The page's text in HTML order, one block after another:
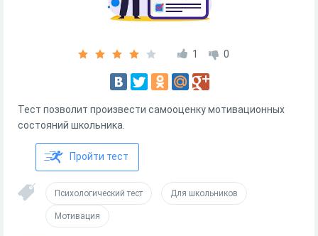
1 0
Тест позволит произвести самооценку мотивационных
состояний школьника.
Пройти тест
Психологический тест Для школьников
Мотивация